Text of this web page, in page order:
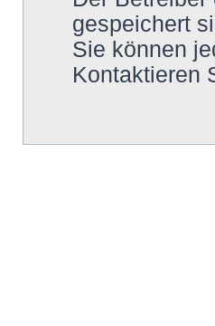
gespeichert
Sie können
Kontaktieren